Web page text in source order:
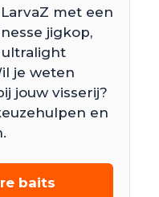
met een
jigkop,
je weten
jouw visserij?
en
baits